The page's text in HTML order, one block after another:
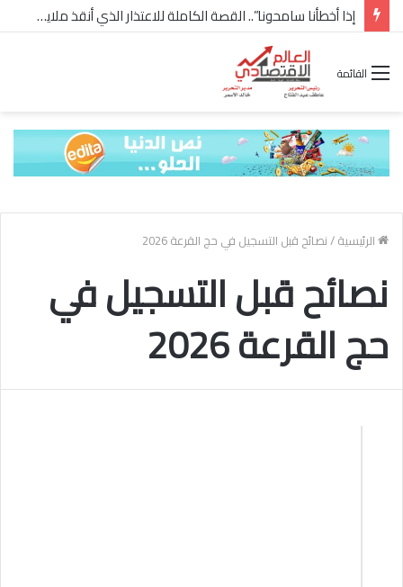
إذا أخطأنا سامحونا”.. القصة الكاملة للاعتذار الذي أنقذ ملايين “إعمار” في الساحل الشمالي
القائمة
الرئيسية/نصائح قبل التسجيل في حج القرعة 2026
نصائح قبل التسجيل في
حج القرعة 2026